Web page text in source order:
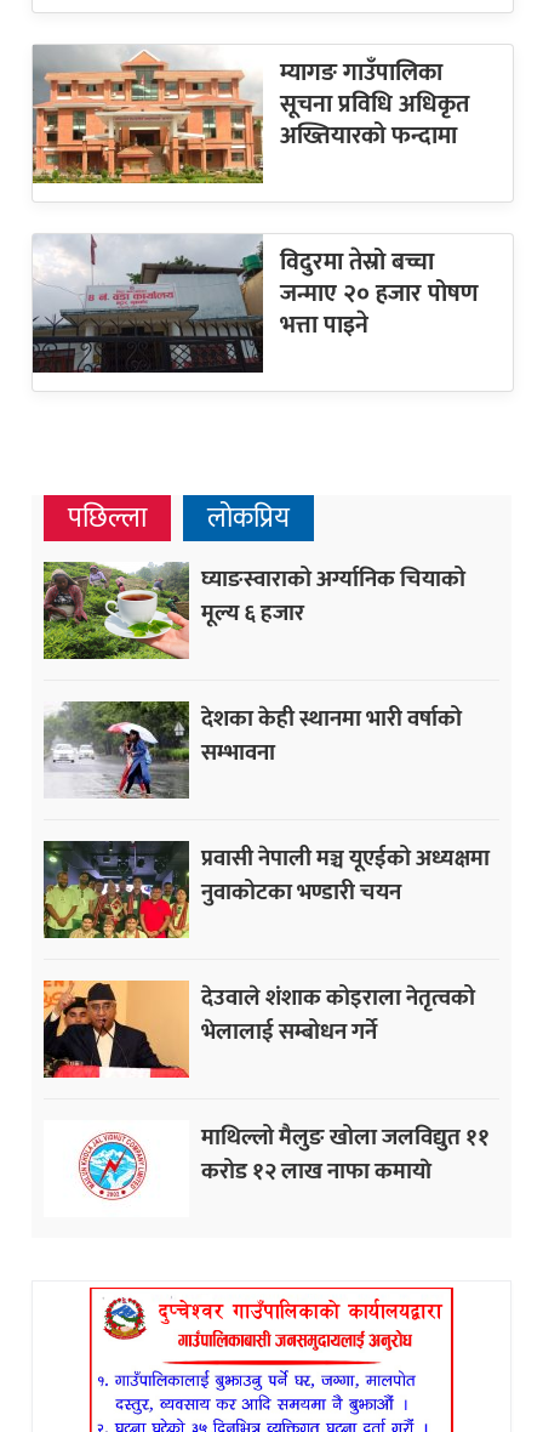
म्यागङ गाउँपालिका
सूचना प्रविधि अधिकृत
अख्तियारको फन्दामा
विदुरमा तेस्रो बच्चा
जन्माए २० हजार पोषण
भत्ता पाइने
पछिल्ला लोकप्रिय
घ्याङस्वाराको अर्ग्यानिक चियाको
मूल्य ६ हजार
देशका केही स्थानमा भारी वर्षाको
सम्भावना
प्रवासी नेपाली मञ्च यूएईको अध्यक्षमा
नुवाकोटका भण्डारी चयन
देउवाले शंशाक कोइराला नेतृत्वको
भेलालाई सम्बोधन गर्ने
माथिल्लो मैलुङ खोला जलविद्युत ११
करोड १२ लाख नाफा कमायाे